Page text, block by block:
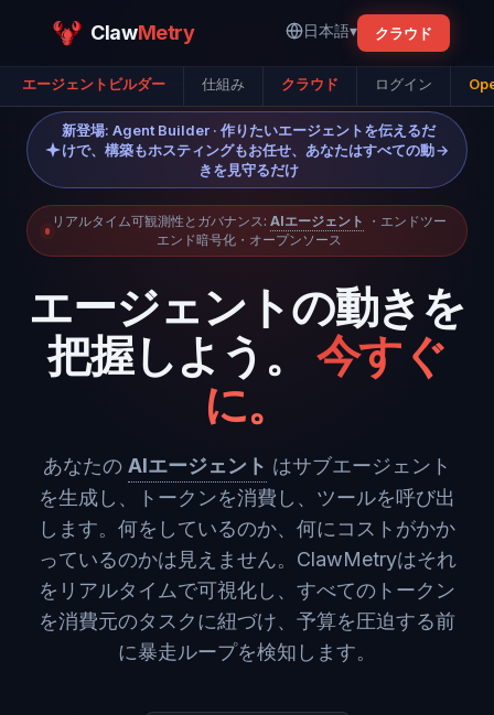
ClawMetry 日本語▾ クラウド
エージェントビルダー 仕組み クラウド ログイン
新登場: Agent Builder · 作りたいエージェントを伝えるだ
けで、構築もホスティングもお任せ、あなたはすべての動
きを見守るだけ
→
リアルタイム可観測性とガバナンス: AIエージェント
・エンドツー
エンド暗号化・オープンソース
エージェントの動きを
把握しよう。
今すぐ
に。
あなたの AIエージェント はサブエージェント
を生成し、トークンを消費し、ツールを呼び出
します。何をしているのか、何にコストがかか
っているのかは見えません。ClawMetryはそれ
をリアルタイムで可視化し、すべてのトークン
を消費元のタスクに紐づけ、予算を圧迫する前
に暴走ループを検知します。